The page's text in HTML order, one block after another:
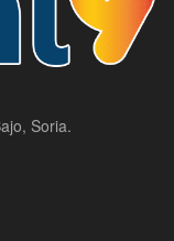
Soria.